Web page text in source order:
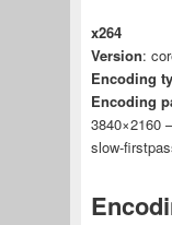
x264
Version:
Encoding
Encoding
3840×2160
slow-